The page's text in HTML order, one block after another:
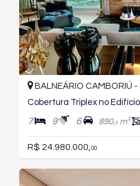
BALNEÁRIO CAMBORIÚ -
Cobertura Triplex no
7 9 6 890,0m²
R$ 24.980.000, 00